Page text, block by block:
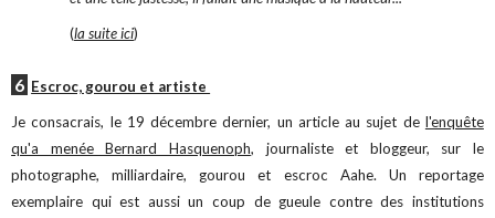
(la suite ici)
6 Escroc, gourou et artiste
Je consacrais, le 19 décembre dernier, un article au sujet de l'enquête
qu'a menée Bernard Hasquenoph, journaliste et bloggeur, sur le
photographe, milliardaire, gourou et escroc Aahe. Un reportage
exemplaire qui est aussi un coup de gueule contre des institutions